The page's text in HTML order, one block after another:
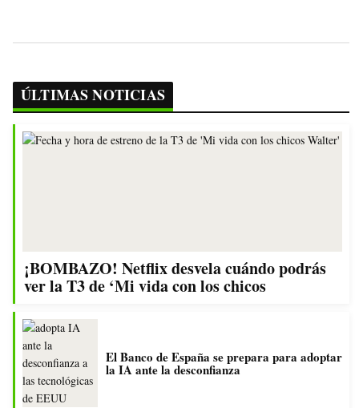
ÚLTIMAS NOTICIAS
¡BOMBAZO! Netflix desvela cuándo podrás
ver la T3 de ‘Mi vida con los chicos
El Banco de España se prepara para adoptar
la IA ante la desconfianza